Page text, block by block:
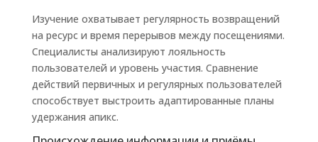
Изучение охватывает регулярность возвращений
на ресурс и время перерывов между посещениями.
Специалисты анализируют лояльность
пользователей и уровень участия. Сравнение
действий первичных и регулярных пользователей
способствует выстроить адаптированные планы
удержания апикс.